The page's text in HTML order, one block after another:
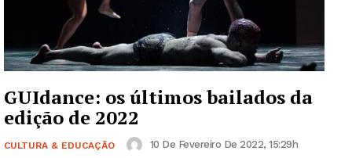
GUIdance: os últimos bailados da
edição de 2022
CULTURA & EDUCAÇÃO 10 De Fevereiro De 2022, 15:29h